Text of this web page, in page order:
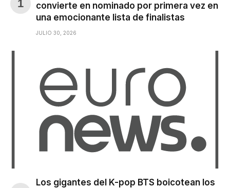
convierte en nominado por primera vez en
una emocionante lista de finalistas
JULIO 30, 2026
Los gigantes del K-pop BTS boicotean los